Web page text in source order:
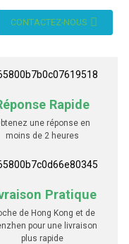
CONTACTEZ-NOUS
Rapide
une réponse en
moins de 2 heures
Pratique
de Hong Kong et de
pour une livraison
plus rapide